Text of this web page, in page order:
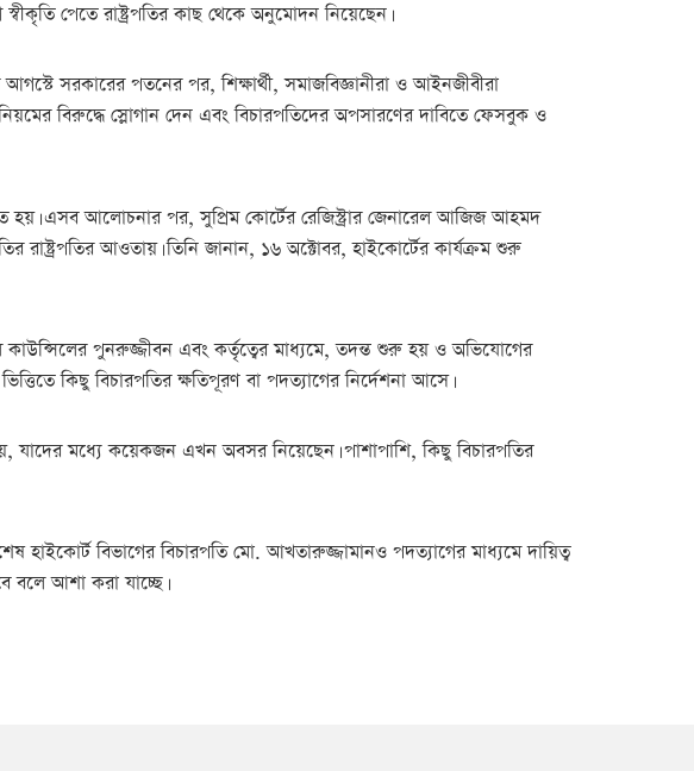
পেতে রাষ্ট্রপতির কাছ থেকে অনুমোদন নিয়েছেন।
সরকারের পতনের পর, শিক্ষার্থী, সমাজবিজ্ঞানীরা ও আইনজীবীরা
বিরুদ্ধে স্লোগান দেন এবং বিচারপতিদের অপসারণের দাবিতে ফেসবুক ও
হয়। এসব আলোচনার পর, সুপ্রিম কোর্টের রেজিস্ট্রার জেনারেল আজিজ আহমদ
রাষ্ট্রপতির আওতায়। তিনি জানান, ১৬ অক্টোবর, হাইকোর্টের কার্যক্রম শুরু
পুনরুজ্জীবন এবং কর্তৃত্বের মাধ্যমে, তদন্ত শুরু হয় ও অভিযোগের
কিছু বিচারপতির ক্ষতিপূরণ বা পদত্যাগের নির্দেশনা আসে।
যাদের মধ্যে কয়েকজন এখন অবসর নিয়েছেন। পাশাপাশি, কিছু বিচারপতির
হাইকোর্ট বিভাগের বিচারপতি মো. আখতারুজ্জামানও পদত্যাগের মাধ্যমে দায়িত্ব
বলে আশা করা যাচ্ছে।